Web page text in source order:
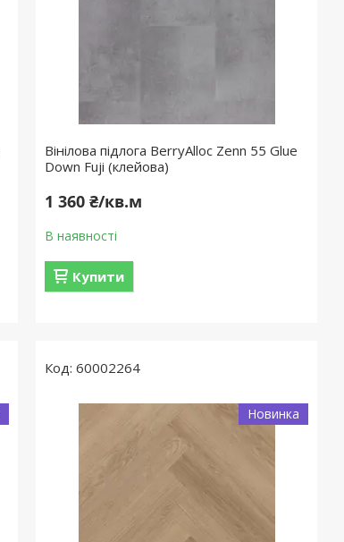
Вінілова підлога BerryAlloc Zenn 55 Glue
Down Fuji (клейова)
1 360 ₴/кв.м
В наявності
Купити
60002264
Новинка